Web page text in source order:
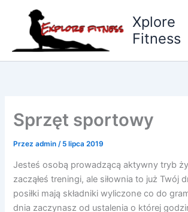
Xplore
Fitness
Sprzęt sportowy
Przezadmin/ 5 lipca 2019
Jesteś osobą prowadzącą aktywny tryb
zacząłeś treningi, ale siłownia to już Twój
posiłki mają składniki wyliczone co do
dnia zaczynasz od ustalenia o której